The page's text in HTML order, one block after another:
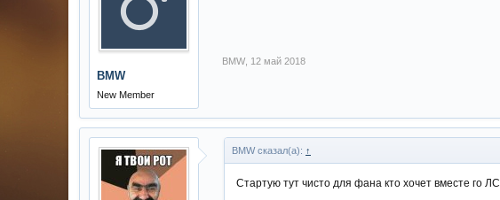
BMW
New Member
BMW 12 май 2018
BMW сказал(а): ↑
Стартую тут чисто для фана кто хочет вместе го ЛС